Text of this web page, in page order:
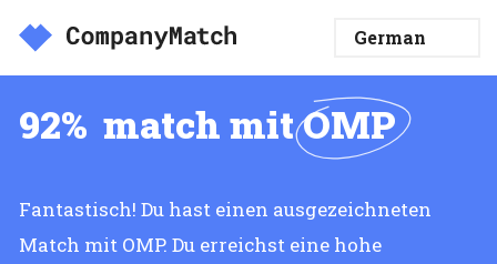
92% match mitOMP
Fantastisch! Du hast einen ausgezeichneten
Match mit OMP. Du erreichst eine hohe